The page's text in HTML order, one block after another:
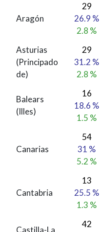
Aragón
29
26.9 %
2.8 %
Asturias
(Principado
de)
29
31.2 %
2.8 %
Balears
(Illes)
16
18.6 %
1.5 %
Canarias
54
31 %
5.2 %
Cantabria
13
25.5 %
1.3 %
Castilla-La
42